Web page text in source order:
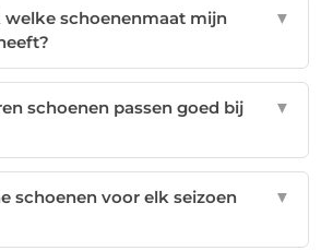
welke schoenenmaat mijn
▼
schoenen passen goed bij
▼
schoenen voor elk seizoen
▼